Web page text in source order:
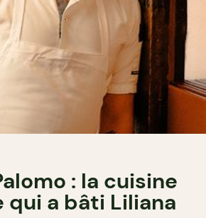
: la cuisine
qui a bâti Liliana